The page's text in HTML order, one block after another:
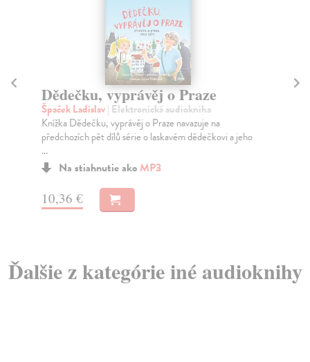
Dědečku, vyprávěj o Praze
Špaček Ladislav| Elektronická audiokniha
Knížka Dědečku, vyprávěj o Praze navazuje na
předchozích pět dílů série o laskavém dědečkovi a jeho
...
Na stiahnutie akoMP3
10,36 €
Ďalšie z kategórie iné audioknihy